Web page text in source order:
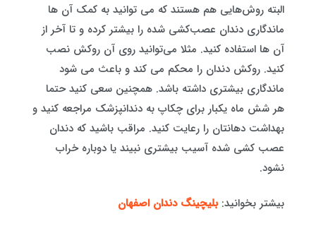
البته روش‌هایی هم هستند که می توانید به کمک آن ها
ماندگاری دندان عصب‌کشی شده را بیشتر کرده و تا آخر از
آن ها استفاده کنید. مثلا می‌توانید روی آن روکش نصب
کنید. روکش دندان را محکم می کند و باعث می شود
ماندگاری بیشتری داشته باشد. همچنین سعی کنید حتما
هر شش ماه یکبار برای چکاپ به دندانپزشک‌ مراجعه کنید و
بهداشت دهانتان را رعایت کنید. مراقب باشید که دندان
عصب کشی شده آسیب بیشتری نبیند یا دوباره خراب
نشود.
بیشتر بخوانید:بلیچینگ دندان اصفهان